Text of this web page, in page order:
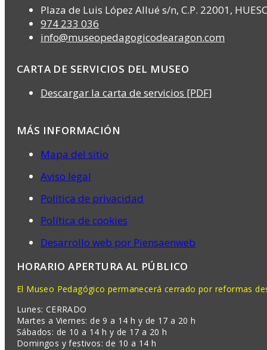
Plaza de Luis López Allué s/n, C.P. 22001,
974 233 036
info@museopedagogicodearagon.com
CARTA DE SERVICIOS DEL MUSEO
Descargar la carta de servicios [PDF]
MÁS INFORMACIÓN
Mapa del sitio
Aviso legal
Política de privacidad
Política de cookies
Desarrollo web por Piensaenweb
HORARIO APERTURA AL PÚBLICO
El Museo Pedagógico permanecerá cerrado por reformas
Lunes: CERRADO
Martes a Viernes: de 9 a 14 h y de 17 a 20 h
Sábados: de 10 a 14 h y de 17 a 20 h
Domingos y festivos: de 10 a 14 h